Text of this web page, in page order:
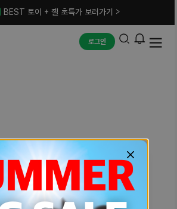
BEST 토이 + 젤 초특가 보러가기 >
로그인
예상치 못한 에러입니다.